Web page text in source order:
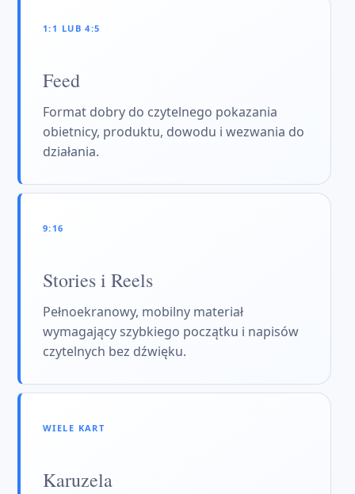
1:1 LUB 4:5
Feed
Format dobry do czytelnego pokazania
obietnicy, produktu, dowodu i wezwania do
działania.
9:16
Stories i Reels
Pełnoekranowy, mobilny materiał
wymagający szybkiego początku i napisów
czytelnych bez dźwięku.
WIELE KART
Karuzela